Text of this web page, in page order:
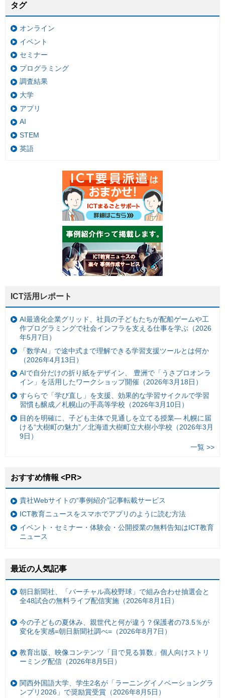
タグ
オンライン
イベント
セミナー
プログラミング
調査結果
大学
アプリ
AI
STEM
英語
ICT活用レポート
AI最適化企業グリッド、社員の子どもたちが配船ゲームや工
作プログラミングで社会インフラを支える仕事を学ぶ（2026
年5月7日）
「数学AI」で途中式まで理解できる学習支援ツールとは何か
（2026年4月13日）
AIで自分だけの折り紙をデザイン、 豊洲で「うさプロオンラ
イン」を活用したワークショップ開催（2026年3月18日）
すららで「学び直し」を支援、効果的な学習サイクルで学習
習慣も醸成／札幌山の手高等学校（2026年3月10日）
目的を明確に、子ども主体で見通しを立てる授業— 札幌に届
ける“大樹町の魅力”／北海道大樹町立大樹小学校（2026年3月
9日）
一覧 >>
おすすめ情報 <PR>
貴社Webサイトの“事例紹介”記事転載サービス
ICT教育ニュースをスマホでアプリのように読む方法
イベント・セミナー・体験会・公開授業の無料告知はICT教育
ニュース
最近の人気記事
朝日新聞社、「バーチャル高校野球」で組み合わせ抽選会と
全48試合の無料ライブ配信実施（2026年8月1日）
今の子どもの夏休み、親世代と何が違う？保護者の73.5％が
変化を実感=朝日新聞社調べ=（2026年8月7日）
教育出版、映像コンテンツ「目で見る算数」個人向けストリ
ーミング配信（2026年8月5日）
関西外国語大学、学生2名が「ラーニングイノベーショングラ
ンプリ2026」で奨励賞受賞（2026年8月5日）